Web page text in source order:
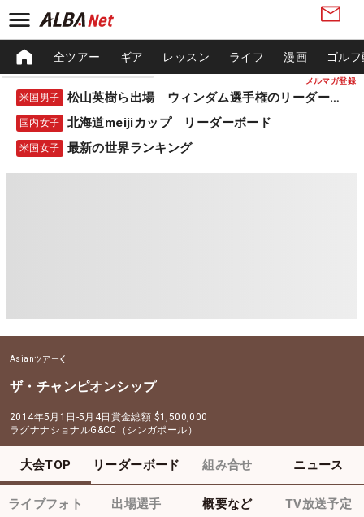
メルマガ登録
全ツアー ギア レッスン ライフ 漫画 ゴル
米国男子 松山英樹ら出場 ウィンダム選手権のリーダーボード
国内女子 北海道meijiカップ リーダーボード
米国女子 最新の世界ランキング
Asianツアー
ザ・チャンピオンシップ
2014年5月1日-5月4日 賞金総額 $1,500,000
ラグナナショナルG&CC（シンガポール）
大会TOP リーダーボード 組み合せ ニュース
ライブフォト 出場選手 概要など TV放送予定